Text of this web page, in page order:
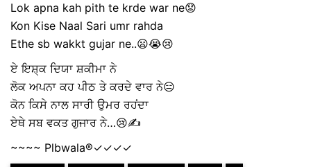
Lok apna kah pith te krde war ne😟
Kon Kise Naal Sari umr rahda
Ethe sb wakkt gujar ne..😦😭😢
ਏ ਇਸ਼੍ਕ ਦਿਯਾ ਸ਼ਕੀਮਾ ਨੇ
ਲੋਕ ਅਪਨਾ ਕਹ ਪੀਠ ਤੇ ਕਰਦੇ ਵਾਰ ਨੇ😑
ਕੋਨ ਕਿਸੇ ਨਾਲ ਸਾਰੀ ਉਮਰ ਰਹਂਦਾ
ਏਥੇ ਸਬ ਵਕਤ ਗੁਜਾਰ ਨੇ…😢✍️
~~~~ Plbwala®️✓✓✓✓